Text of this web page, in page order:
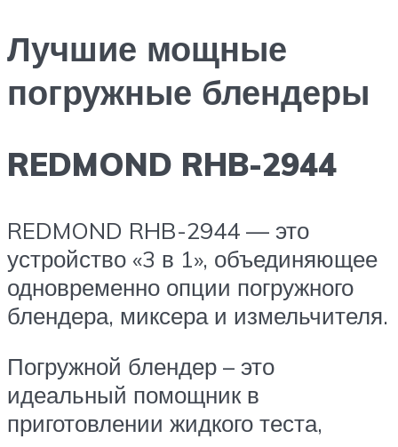
Лучшие мощные
погружные блендеры
REDMOND RHB-2944
REDMOND RHB-2944 — это
устройство «3 в 1», объединяющее
одновременно опции погружного
блендера, миксера и измельчителя.
Погружной блендер – это
идеальный помощник в
приготовлении жидкого теста,